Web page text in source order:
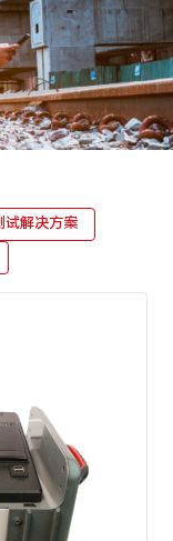
试解决方案